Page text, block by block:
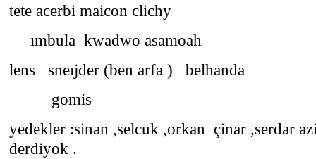
tete acerbi maicon clichy
ımbula kwadwo asamoah
lens sneıjder (ben arfa ) belhanda
gomis
yedekler :sinan ,selcuk ,orkan çinar ,serdar
derdiyok .